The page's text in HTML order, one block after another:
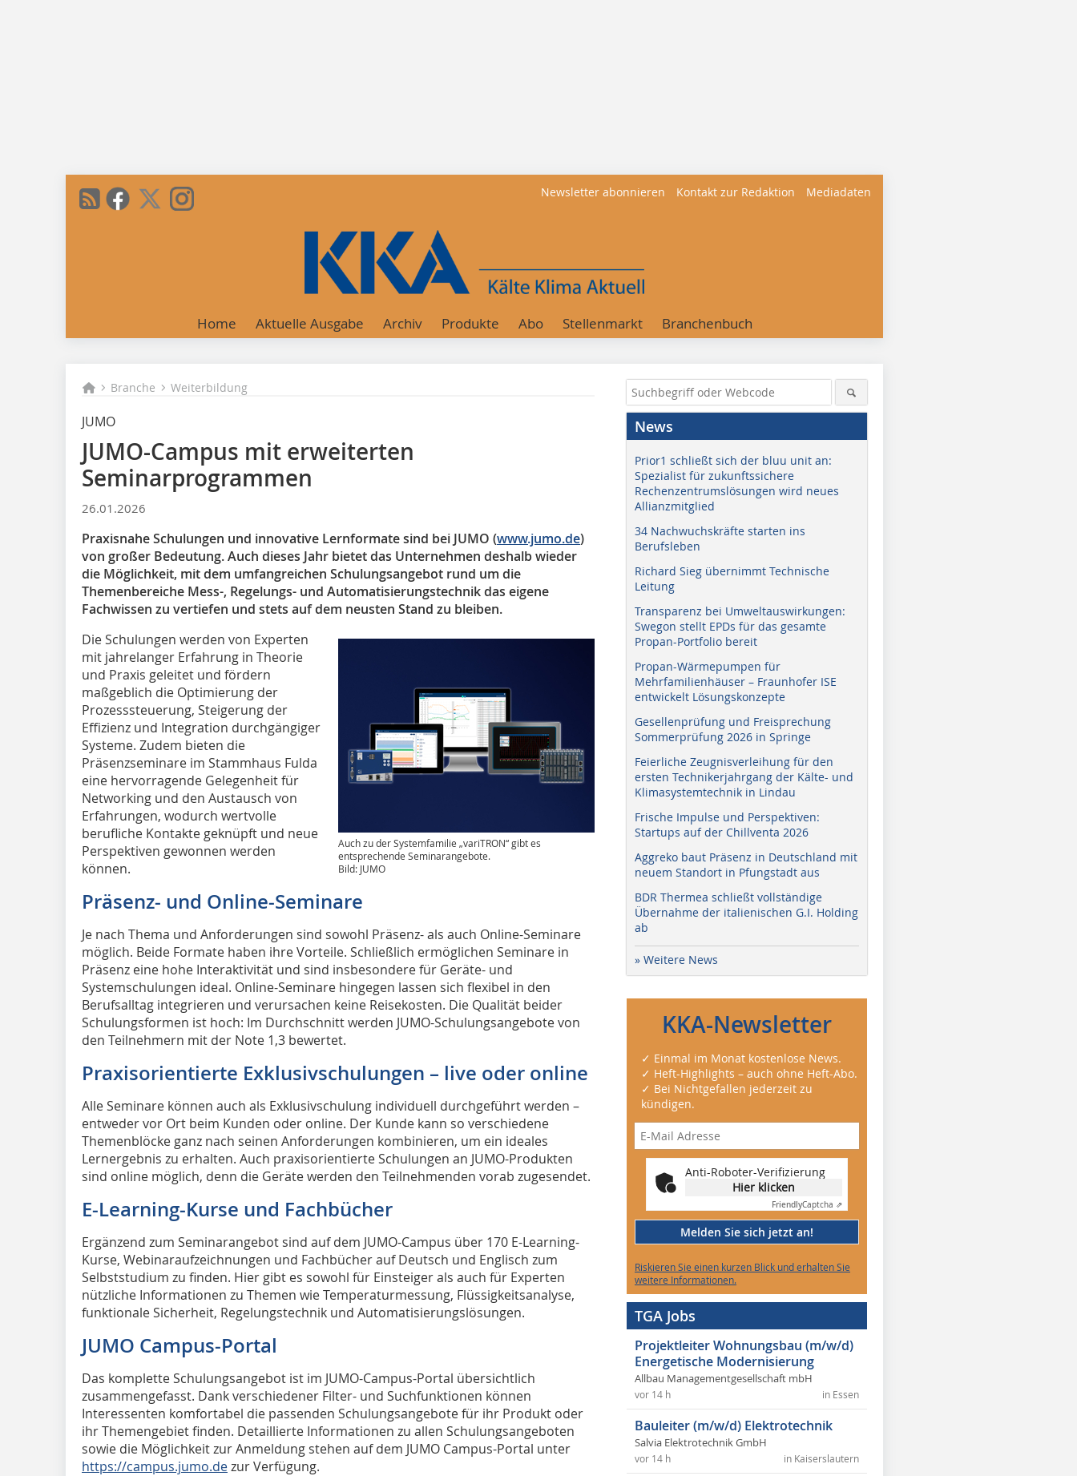
Newsletter abonnieren Kontakt zur Redaktion Mediadaten
Home Aktuelle Ausgabe Archiv Produkte Abo Stellenmarkt Branchenbuch
Branche Weiterbildung
JUMO
JUMO-Campus mit erweiterten
Seminarprogrammen
26.01.2026
Praxisnahe Schulungen und innovative Lernformate sind bei JUMO (www.jumo.de)
von großer Bedeutung. Auch dieses Jahr bietet das Unternehmen deshalb wieder
die Möglichkeit, mit dem umfangreichen Schulungsangebot rund um die
Themenbereiche Mess-, Regelungs- und Automatisierungstechnik das eigene
Fachwissen zu vertiefen und stets auf dem neusten Stand zu bleiben.
Auch zu der Systemfamilie „variTRON“ gibt es
entsprechende Seminarangebote.
Bild: JUMO
Die Schulungen werden von Experten
mit jahrelanger Erfahrung in Theorie
und Praxis geleitet und fördern
maßgeblich die Optimierung der
Prozesssteuerung, Steigerung der
Effizienz und Integration durchgängiger
Systeme. Zudem bieten die
Präsenzseminare im Stammhaus Fulda
eine hervorragende Gelegenheit für
Networking und den Austausch von
Erfahrungen, wodurch wertvolle
berufliche Kontakte geknüpft und neue
Perspektiven gewonnen werden
können.
Präsenz- und Online-Seminare
Je nach Thema und Anforderungen sind sowohl Präsenz- als auch Online-Seminare
möglich. Beide Formate haben ihre Vorteile. Schließlich ermöglichen Seminare in
Präsenz eine hohe Interaktivität und sind insbesondere für Geräte- und
Systemschulungen ideal. Online-Seminare hingegen lassen sich flexibel in den
Berufsalltag integrieren und verursachen keine Reisekosten. Die Qualität beider
Schulungsformen ist hoch: Im Durchschnitt werden JUMO-Schulungsangebote von
den Teilnehmern mit der Note 1,3 bewertet.
Praxisorientierte Exklusivschulungen – live oder online
Alle Seminare können auch als Exklusivschulung individuell durchgeführt werden –
entweder vor Ort beim Kunden oder online. Der Kunde kann so verschiedene
Themenblöcke ganz nach seinen Anforderungen kombinieren, um ein ideales
Lernergebnis zu erhalten. Auch praxisorientierte Schulungen an JUMO-Produkten
sind online möglich, denn die Geräte werden den Teilnehmenden vorab zugesendet.
E-Learning-Kurse und Fachbücher
Ergänzend zum Seminarangebot sind auf dem JUMO-Campus über 170 E-Learning-
Kurse, Webinaraufzeichnungen und Fachbücher auf Deutsch und Englisch zum
Selbststudium zu finden. Hier gibt es sowohl für Einsteiger als auch für Experten
nützliche Informationen zu Themen wie Temperaturmessung, Flüssigkeitsanalyse,
funktionale Sicherheit, Regelungstechnik und Automatisierungslösungen.
JUMO Campus-Portal
Das komplette Schulungsangebot ist im JUMO-Campus-Portal übersichtlich
zusammengefasst. Dank verschiedener Filter- und Suchfunktionen können
Interessenten komfortabel die passenden Schulungsangebote für ihr Produkt oder
ihr Themengebiet finden. Detaillierte Informationen zu allen Schulungsangeboten
sowie die Möglichkeit zur Anmeldung stehen auf dem JUMO Campus-Portal unter
https://campus.jumo.dezur Verfügung.
News
Prior1 schließt sich der bluu unit an:
Spezialist für zukunftssichere
Rechenzentrumslösungen wird neues
Allianzmitglied
34 Nachwuchskräfte starten ins
Berufsleben
Richard Sieg übernimmt Technische
Leitung
Transparenz bei Umweltauswirkungen:
Swegon stellt EPDs für das gesamte
Propan-Portfolio bereit
Propan-Wärmepumpen für
Mehrfamilienhäuser – Fraunhofer ISE
entwickelt Lösungskonzepte
Gesellenprüfung und Freisprechung
Sommerprüfung 2026 in Springe
Feierliche Zeugnisverleihung für den
ersten Technikerjahrgang der Kälte- und
Klimasystemtechnik in Lindau
Frische Impulse und Perspektiven:
Startups auf der Chillventa 2026
Aggreko baut Präsenz in Deutschland mit
neuem Standort in Pfungstadt aus
BDR Thermea schließt vollständige
Übernahme der italienischen G.I. Holding
ab
» Weitere News
KKA-Newsletter
✓ Einmal im Monat kostenlose News.
✓ Heft-Highlights – auch ohne Heft-Abo.
✓ Bei Nichtgefallen jederzeit zu
kündigen.
Anti-Roboter-Verifizierung
Hier klicken
FriendlyCaptcha ⇗
Melden Sie sich jetzt an!
Riskieren Sie einen kurzen Blick und erhalten Sie
weitere Informationen.
TGA Jobs
Projektleiter Wohnungsbau (m/w/d)
Energetische Modernisierung
Allbau Managementgesellschaft mbH
in Essen
vor 14 h
Bauleiter (m/w/d) Elektrotechnik
Salvia Elektrotechnik GmbH
in Kaiserslautern
vor 14 h